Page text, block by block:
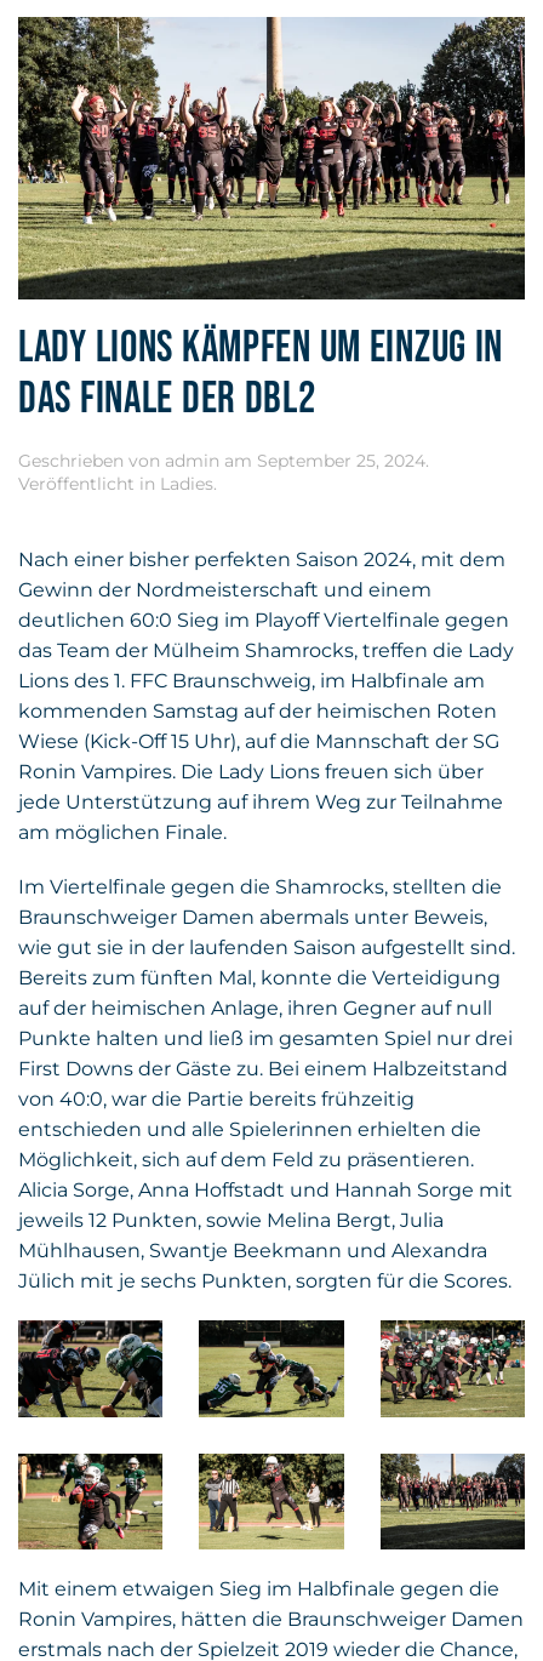
LADY LIONS KÄMPFEN UM EINZUG IN
DAS FINALE DER DBL2
Geschrieben von admin am September 25, 2024.
Veröffentlicht in Ladies.
Nach einer bisher perfekten Saison 2024, mit dem
Gewinn der Nordmeisterschaft und einem
deutlichen 60:0 Sieg im Playoff Viertelfinale gegen
das Team der Mülheim Shamrocks, treffen die Lady
Lions des 1. FFC Braunschweig, im Halbfinale am
kommenden Samstag auf der heimischen Roten
Wiese (Kick-Off 15 Uhr), auf die Mannschaft der SG
Ronin Vampires. Die Lady Lions freuen sich über
jede Unterstützung auf ihrem Weg zur Teilnahme
am möglichen Finale.
Im Viertelfinale gegen die Shamrocks, stellten die
Braunschweiger Damen abermals unter Beweis,
wie gut sie in der laufenden Saison aufgestellt sind.
Bereits zum fünften Mal, konnte die Verteidigung
auf der heimischen Anlage, ihren Gegner auf null
Punkte halten und ließ im gesamten Spiel nur drei
First Downs der Gäste zu. Bei einem Halbzeitstand
von 40:0, war die Partie bereits frühzeitig
entschieden und alle Spielerinnen erhielten die
Möglichkeit, sich auf dem Feld zu präsentieren.
Alicia Sorge, Anna Hoffstadt und Hannah Sorge mit
jeweils 12 Punkten, sowie Melina Bergt, Julia
Mühlhausen, Swantje Beekmann und Alexandra
Jülich mit je sechs Punkten, sorgten für die Scores.
Mit einem etwaigen Sieg im Halbfinale gegen die
Ronin Vampires, hätten die Braunschweiger Damen
erstmals nach der Spielzeit 2019 wieder die Chance,